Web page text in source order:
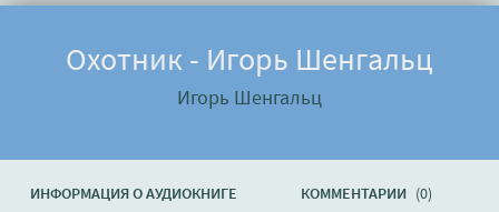
Охотник - Игорь Шенгальц
Игорь Шенгальц
ИНФОРМАЦИЯ О АУДИОКНИГЕ КОММЕНТАРИИ (0)